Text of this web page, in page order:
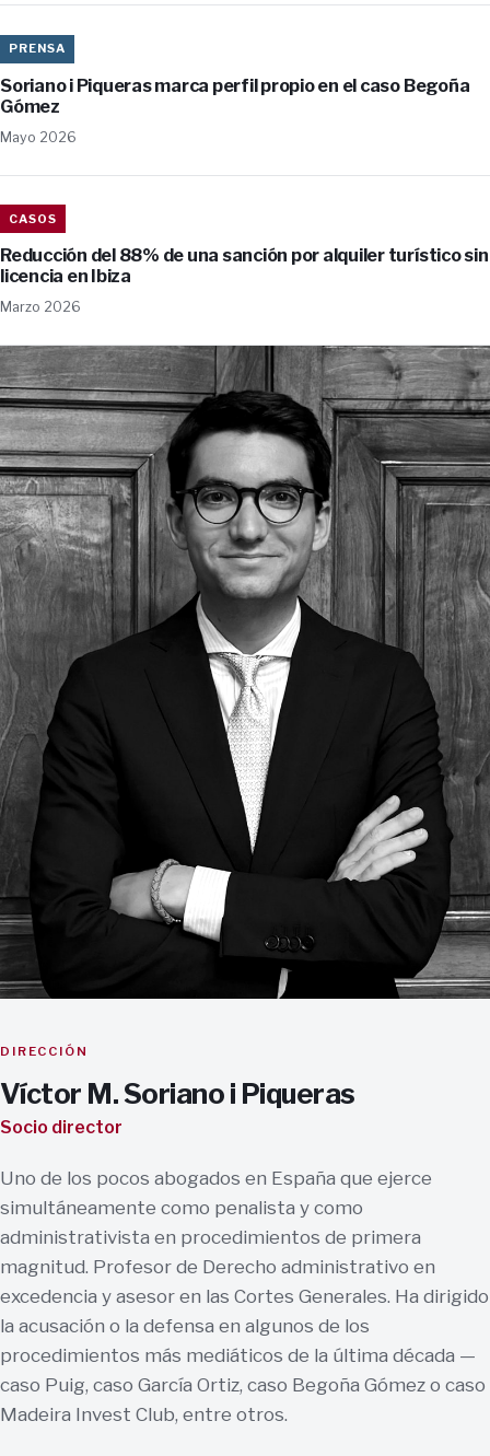
PRENSA
Soriano i Piqueras marca perfil propio en el caso Begoña
Gómez
Mayo 2026
CASOS
Reducción del 88% de una sanción por alquiler turístico sin
licencia en Ibiza
Marzo 2026
DIRECCIÓN
Víctor M. Soriano i Piqueras
Socio director
Uno de los pocos abogados en España que ejerce
simultáneamente como penalista y como
administrativista en procedimientos de primera
magnitud. Profesor de Derecho administrativo en
excedencia y asesor en las Cortes Generales. Ha dirigido
la acusación o la defensa en algunos de los
procedimientos más mediáticos de la última década —
caso Puig, caso García Ortiz, caso Begoña Gómez o caso
Madeira Invest Club, entre otros.